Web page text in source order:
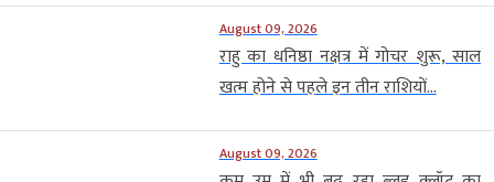
August 09, 2026
राहु का धनिष्ठा नक्षत्र में गोचर शुरू, साल
खत्म होने से पहले इन तीन राशियों...
August 09, 2026